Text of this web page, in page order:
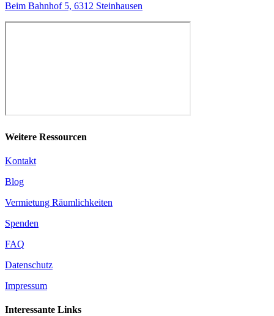
Beim Bahnhof 5, 6312 Steinhausen
Weitere Ressourcen
Kontakt
Blog
Vermietung Räumlichkeiten
Spenden
FAQ
Datenschutz
Impressum
Interessante Links